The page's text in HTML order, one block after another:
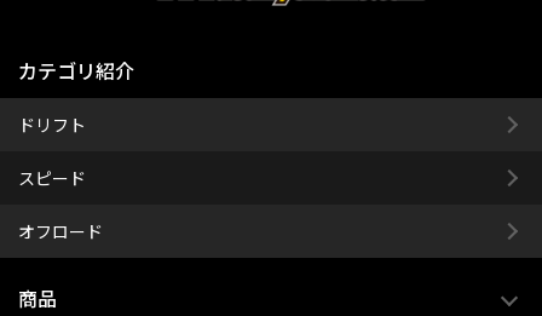
カテゴリ紹介
ドリフト
スピード
オフロード
商品